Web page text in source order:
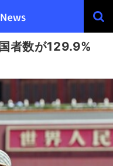
者数が129.9%